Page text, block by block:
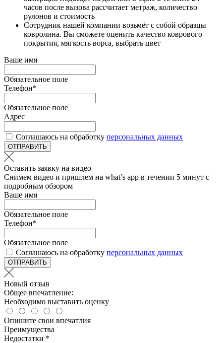
часов после вызова рассчитает метраж, количество
рулонов и стоимость
Сотрудник нашей компании возьмёт с собой образцы
ковролина. Вы сможете оценить качество коврового
покрытия, мягкость ворса, выбрать цвет
Ваше имя
Обязательное поле
Телефон*
Обязательное поле
Адрес
Соглашаюсь на обработку персональных данных
ОТПРАВИТЬ
Оставить заявку на видео
Снимем видео и пришлем на what’s app в течении 5 минут с
подробным обзором
Ваше имя
Обязательное поле
Телефон*
Обязательное поле
Соглашаюсь на обработку персональных данных
ОТПРАВИТЬ
Новый отзыв
Общее впечатление:
Необходимо выставить оценку
Опишите свои впечатлия
Преимущества
Недостатки *